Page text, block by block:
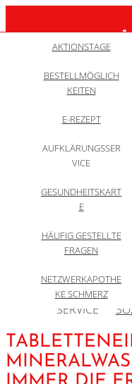
START
TEAM
RUNDGANG
ZYTOSTATIKA
WACHSTUMSHOR
MONE
QUALITÄTSINITIATI
GESUNDHEITSNEW
ANWENDUNGSVID
DARMKREBSMONA
HYGIENEMASSNAHM
THEMEN
SERVICE
AKTIONSTAGE
BESTELLMÖGLICH
KEITEN
E-REZEPT
AUFKLÄRUNGSSER
VICE
GESUNDHEITSKART
E
HÄUFIG GESTELLTE
FRAGEN
NETZWERKAPOTHE
KE SCHMERZ